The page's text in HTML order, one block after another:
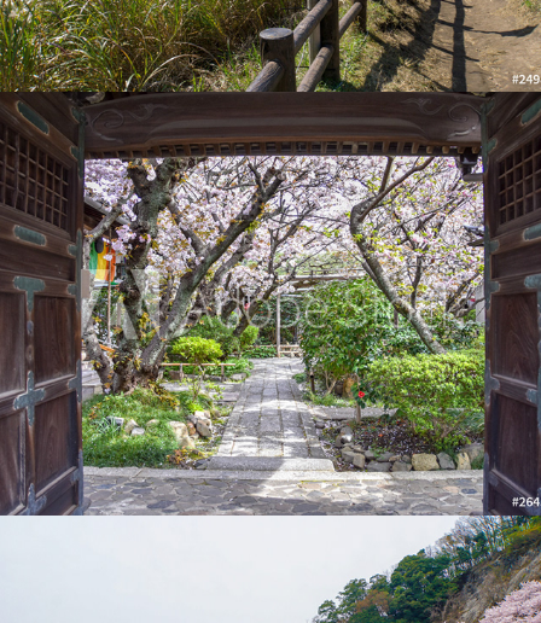
雨宝院の桜と御衣黄桜
2019